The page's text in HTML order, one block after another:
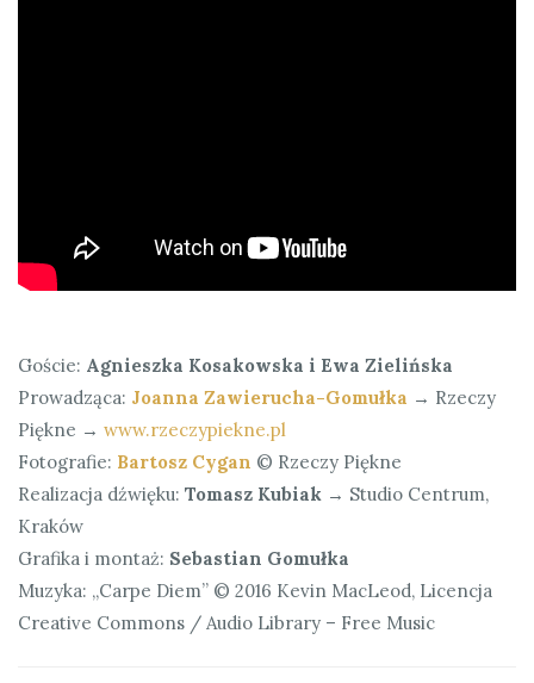
Goście: Agnieszka Kosakowska i Ewa Zielińska
Prowadząca: Joanna Zawierucha-Gomułka → Rzeczy
Piękne → www.rzeczypiekne.pl
Fotografie: Bartosz Cygan © Rzeczy Piękne
Realizacja dźwięku: Tomasz Kubiak → Studio Centrum,
Kraków
Grafika i montaż: Sebastian Gomułka
Muzyka: „Carpe Diem” © 2016 Kevin MacLeod, Licencja
Creative Commons / Audio Library – Free Music